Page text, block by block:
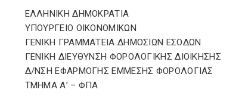
ΕΛΛΗΝΙΚΗ ΔΗΜΟΚΡΑΤΙΑ
ΥΠΟΥΡΓΕΙΟ ΟΙΚΟΝΟΜΙΚΩΝ
ΓΕΝΙΚΗ ΓΡΑΜΜΑΤΕΙΑ ΔΗΜΟΣΙΩΝ ΕΣΟΔΩΝ
ΓΕΝΙΚΗ ΔΙΕΥΘΥΝΣΗ ΦΟΡΟΛΟΓΙΚΗΣ ΔΙΟΙΚΗΣΗΣ
Δ/ΝΣΗ ΕΦΑΡΜΟΓΗΣ ΕΜΜΕΣΗΣ ΦΟΡΟΛΟΓΙΑΣ
ΤΜΗΜΑ Α’ – ΦΠΑ